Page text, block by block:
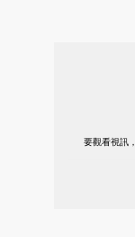
要觀看視訊